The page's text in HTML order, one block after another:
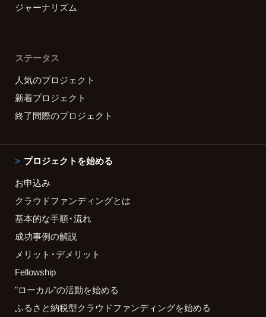
ジャーナリズム
ステータス
人気のプロジェクト
新着プロジェクト
終了間際のプロジェクト
プロジェクトを始める
お申込み
クラウドファンディングとは
基本的な手順・流れ
成功事例の解説
メリット・デメリット
Fellowship
"ローカル"の活動を始める
ふるさと納税型クラウドファンディングを始める